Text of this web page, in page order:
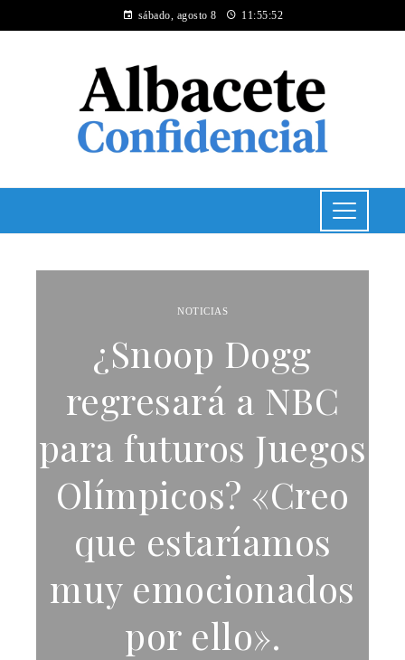
sábado, agosto 8 11:55:52
NOTICIAS
¿Snoop Dogg
regresará a NBC
para futuros Juegos
Olímpicos? «Creo
que estaríamos
muy emocionados
por ello».